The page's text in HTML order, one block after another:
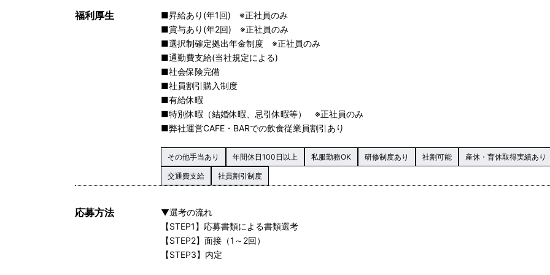
福利厚生
■昇給あり(年1回) ※正社員のみ
■賞与あり(年2回) ※正社員のみ
■選択制確定拠出年金制度 ※正社員のみ
■通勤費支給(当社規定による)
■社会保険完備
■社員割引購入制度
■有給休暇
■特別休暇（結婚休暇、忌引休暇等） ※正社員のみ
■弊社運営CAFE・BARでの飲食従業員割引あり
その他手当あり 年間休日100日以上 私服勤務OK 研修制度あり 社割可能 産休・育休取得実績あり
交通費支給 社員割引制度
応募方法
▼選考の流れ
【STEP1】応募書類による書類選考
【STEP2】面接（1～2回）
【STEP3】内定